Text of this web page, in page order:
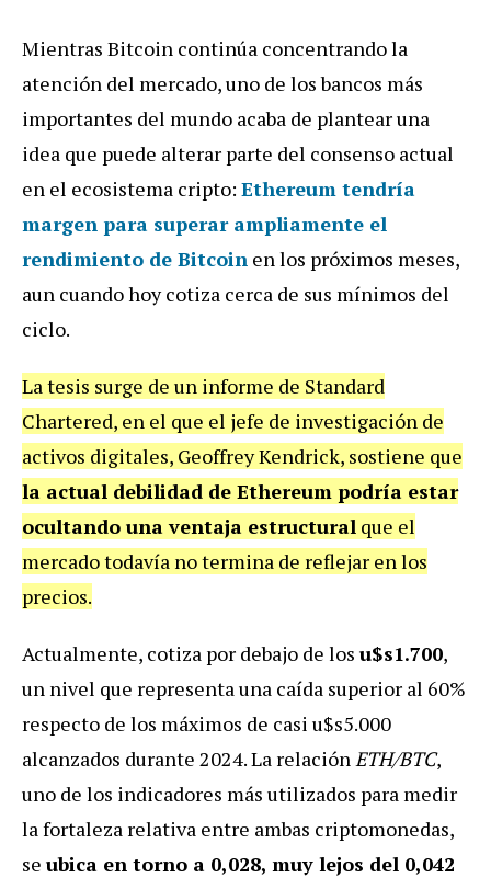
Mientras Bitcoin continúa concentrando la
atención del mercado, uno de los bancos más
importantes del mundo acaba de plantear una
idea que puede alterar parte del consenso actual
en el ecosistema cripto: Ethereum tendría
margen para superar ampliamente el
rendimiento de Bitcoin en los próximos meses,
aun cuando hoy cotiza cerca de sus mínimos del
ciclo.
La tesis surge de un informe de Standard
Chartered, en el que el jefe de investigación de
activos digitales, Geoffrey Kendrick, sostiene que
la actual debilidad de Ethereum podría estar
ocultando una ventaja estructural que el
mercado todavía no termina de reflejar en los
precios.
Actualmente, cotiza por debajo de los u$s1.700,
un nivel que representa una caída superior al 60%
respecto de los máximos de casi u$s5.000
alcanzados durante 2024. La relaciónETH/BTC,
uno de los indicadores más utilizados para medir
la fortaleza relativa entre ambas criptomonedas,
se ubica en torno a 0,028, muy lejos del 0,042